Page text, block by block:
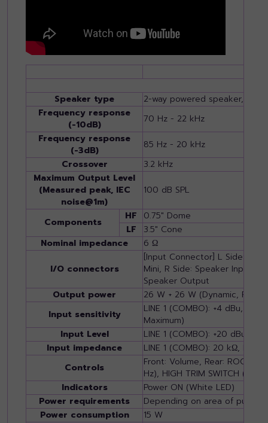
Speaker type
2-way powered speaker,
Frequency response
(-10dB)
70 Hz - 22 kHz
Frequency response
(-3dB)
85 Hz - 20 kHz
Crossover
3.2 kHz
Maximum Output Level
(Measured peak, IEC
noise@1m)
100 dB SPL
Components
HF
0.75" Dome
LF
3.5" Cone
Nominal impedance
6 Ω
I/O connectors
[Input Connector] L Side:
Mini, R Side: Speaker Input;
Speaker Output
Output power
26 W + 26 W (Dynamic, RL=6
Input sensitivity
LINE 1 (COMBO): +4 dBu,
Maximum)
Input Level
LINE 1 (COMBO): +20 dBu,
Input impedance
LINE 1 (COMBO): 20 kΩ, LINE
Controls
Front: Volume, Rear: ROOM
Hz), HIGH TRIM SWITCH (+2/
Indicators
Power ON (White LED)
Power requirements
Depending on area of
Power consumption
15 W